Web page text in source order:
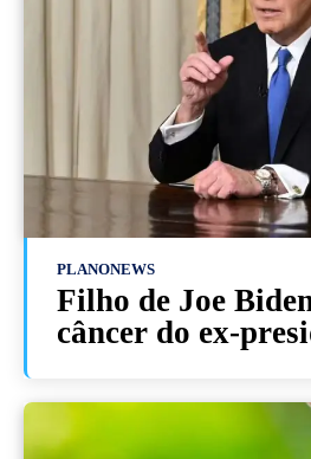
PLANONEWS
Filho de Joe
câncer do ex-